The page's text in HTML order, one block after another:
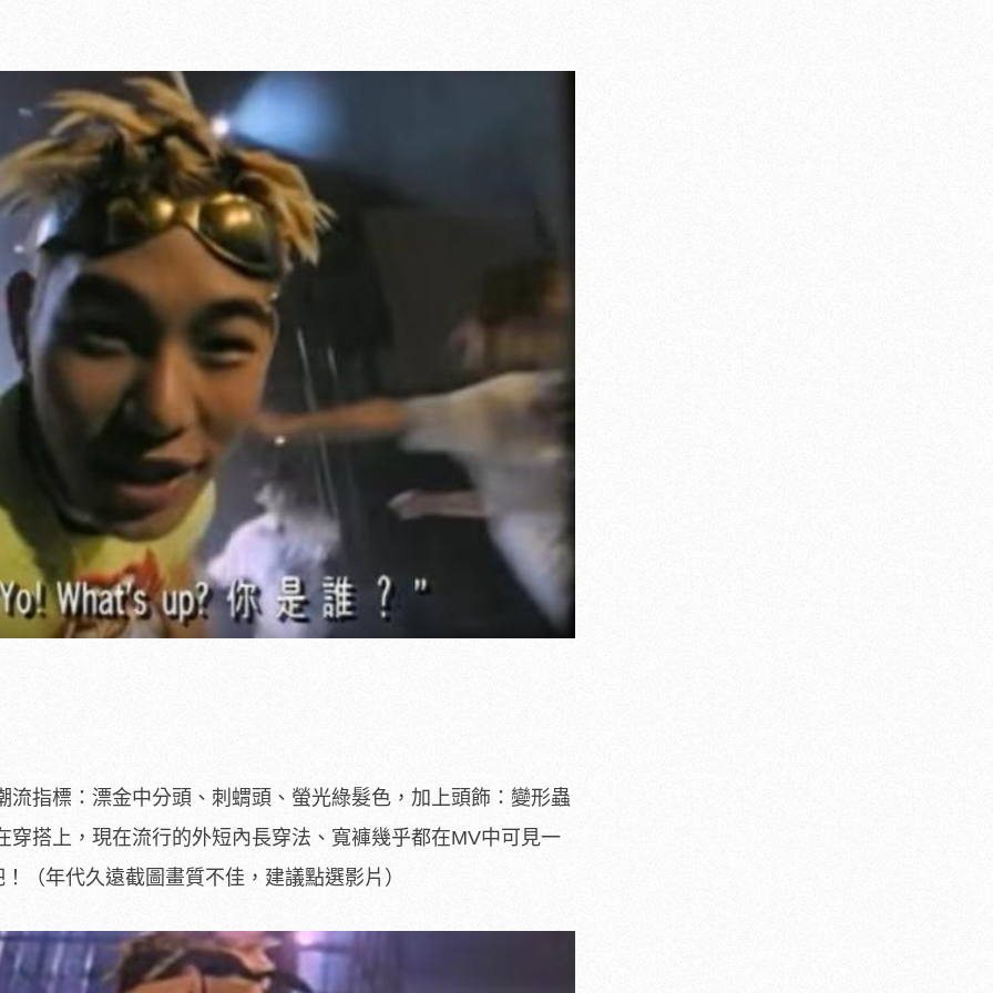
流指標：漂金中分頭、刺蝟頭、螢光綠髮色，加上頭飾：變形蟲
穿搭上，現在流行的外短內長穿法、寬褲幾乎都在MV中可見一
（年代久遠截圖畫質不佳，建議點選影片）